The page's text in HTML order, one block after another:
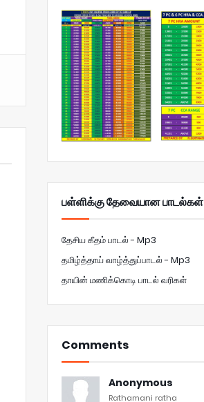
பள்ளிக்கு தேவையான பாடல்கள்
தேசிய கீதம் பாடல் - Mp3
தமிழ்த்தாய் வாழ்த்துப்பாடல் - Mp3
தாயின் மணிக்கொடி பாடல் வரிகள்
Comments
Anonymous
Rathamani ratha